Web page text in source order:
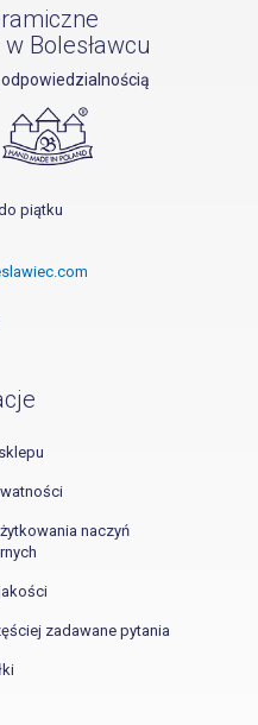
w Bolesławcu
piątku
naczyń
zadawane pytania